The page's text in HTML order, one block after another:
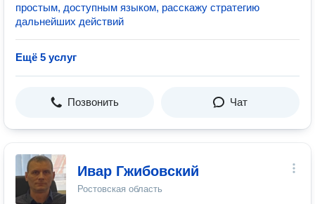
простым, доступным языком, расскажу стратегию
дальнейших действий
Ещё 5 услуг
Позвонить Чат
Ивар Гжибовский
Ростовская область